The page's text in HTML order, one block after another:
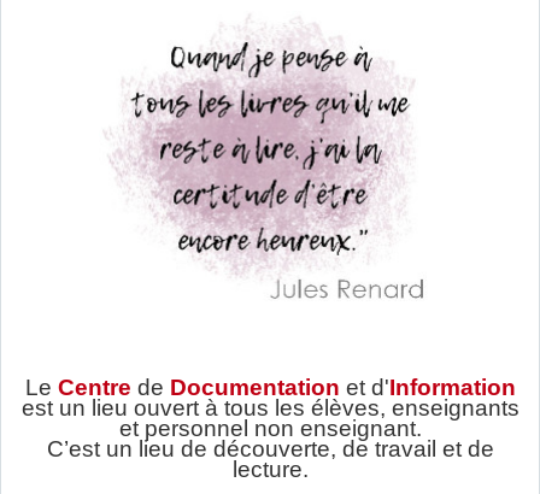
Le Centre de Documentation et d'Information
est un lieu ouvert à tous les élèves, enseignants
et personnel non enseignant.
C’est un lieu de découverte, de travail et de
lecture.